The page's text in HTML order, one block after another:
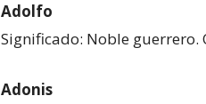
Adolfo
Significado: Noble guerrero.
Adonis